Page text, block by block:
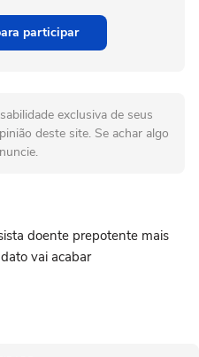
participar
exclusiva de seus
deste site. Se achar algo
doente prepotente mais
vai acabar